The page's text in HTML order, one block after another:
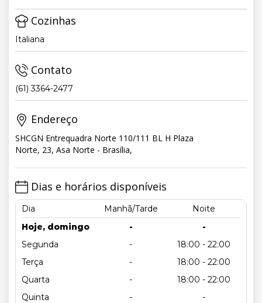
Cozinhas
Italiana
Contato
(61) 3364-2477
Endereço
SHCGN Entrequadra Norte 110/111 BL H Plaza
Norte, 23, Asa Norte - Brasília,
Dias e horários disponíveis
Dia Manhã/Tarde
Noite
Hoje, domingo
-
-
Segunda
-
18:00 - 22:00
Terça
-
18:00 - 22:00
Quarta
-
18:00 - 22:00
Quinta
-
-